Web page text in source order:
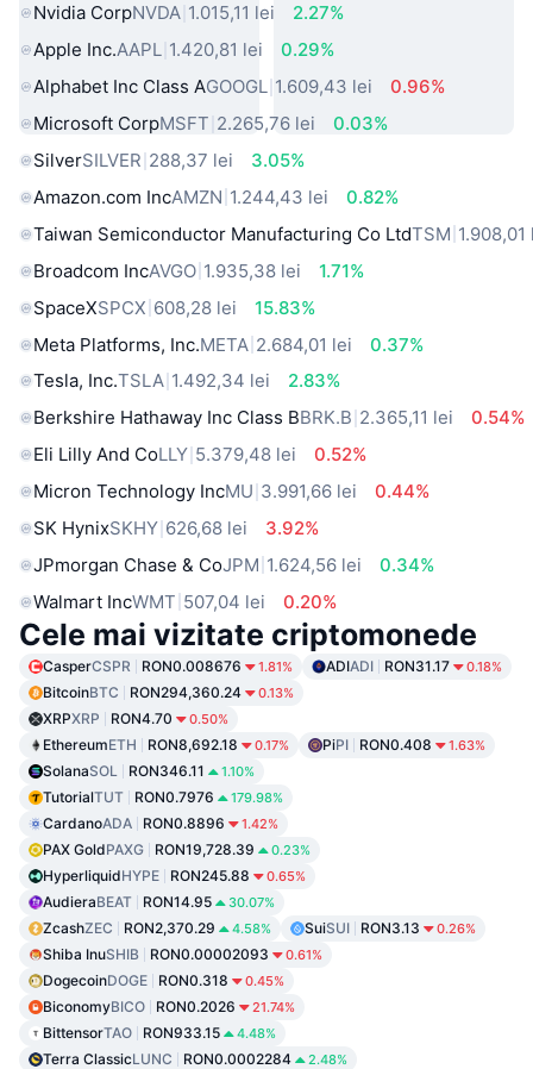
Nvidia CorpNVDA 1.015,11 lei
2.27%
Apple Inc.AAPL 1.420,81 lei
0.29%
Alphabet Inc Class AGOOGL 1.609,43 lei
0.96%
Microsoft CorpMSFT 2.265,76 lei
0.03%
SilverSILVER 288,37 lei
3.05%
Amazon.com IncAMZN 1.244,43 lei
0.82%
Taiwan Semiconductor Manufacturing Co LtdTSM 1.908,01
Broadcom IncAVGO 1.935,38 lei
1.71%
SpaceXSPCX 608,28 lei
15.83%
Meta Platforms, Inc.META 2.684,01 lei
0.37%
Tesla, Inc.TSLA 1.492,34 lei
2.83%
Berkshire Hathaway Inc Class BBRK.B 2.365,11 lei
0.54%
Eli Lilly And CoLLY 5.379,48 lei
0.52%
Micron Technology IncMU 3.991,66 lei
0.44%
SK HynixSKHY 626,68 lei
3.92%
JPmorgan Chase & CoJPM 1.624,56 lei
0.34%
Walmart IncWMT 507,04 lei 0.20%
Cele mai vizitate criptomonede
CasperCSPR RON0.008676 1.81% ADIADI RON31.17 0.18%
BitcoinBTC RON294,360.24 0.13%
XRPXRP RON4.70 0.50%
EthereumETH RON8,692.18 0.17% PiPI RON0.408 1.63%
SolanaSOL RON346.11 1.10%
TutorialTUT RON0.7976 179.98%
CardanoADA RON0.8896 1.42%
PAX GoldPAXG RON19,728.39 0.23%
HyperliquidHYPE RON245.88 0.65%
AudieraBEAT RON14.95 30.07%
ZcashZEC RON2,370.29 4.58% SuiSUI RON3.13 0.26%
Shiba InuSHIB RON0.00002093 0.61%
DogecoinDOGE RON0.318 0.45%
BiconomyBICO RON0.2026 21.74%
BittensorTAO RON933.15 4.48%
Terra ClassicLUNC RON0.0002284 2.48%